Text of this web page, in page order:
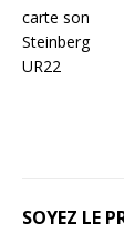
SOYEZ LE